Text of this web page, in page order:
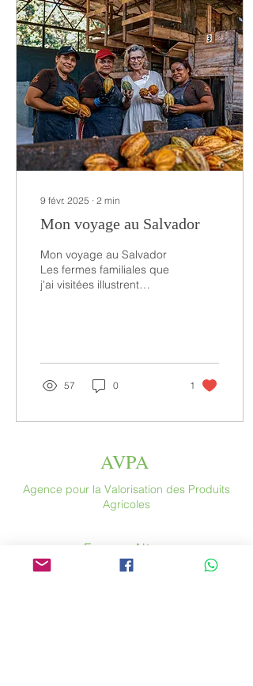
9 févr. 2025 ∙ 2 min
Mon voyage au Salvador
Mon voyage au Salvador
Les fermes familiales que
j'ai visitées illustrent
57 0 1
AVPA
Agence pour la Valorisation des Produits
Agricoles
Espace Altura
46 rue Saint Antoine